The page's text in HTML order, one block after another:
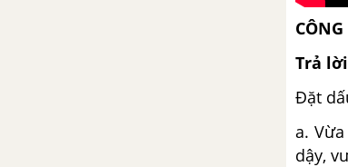
Trả
Đặt
a.
dậy,